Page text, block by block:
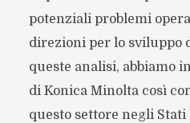
potenziali problemi
direzioni per lo sviluppo
queste analisi, abbiamo
di Konica Minolta così
questo settore negli